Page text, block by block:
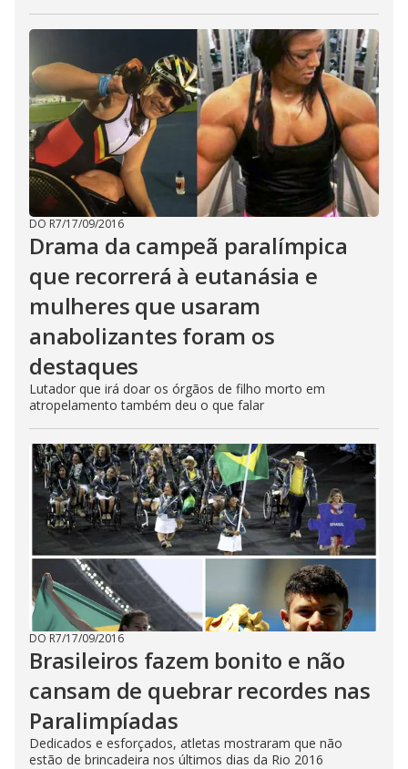
DO R7/17/09/2016
Drama da campeã paralímpica
que recorrerá à eutanásia e
mulheres que usaram
anabolizantes foram os
destaques
Lutador que irá doar os órgãos de filho morto em
atropelamento também deu o que falar
DO R7/17/09/2016
Brasileiros fazem bonito e não
cansam de quebrar recordes nas
Paralimpíadas
Dedicados e esforçados, atletas mostraram que não
estão de brincadeira nos últimos dias da Rio 2016